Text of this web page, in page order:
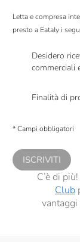
Letta e compresa
presto a Eataly i
Desidero
commerciali
Finalità di
comunicazioni
* Campi obbligatori
ISCRIVITI
C’è di
Club
vantaggi